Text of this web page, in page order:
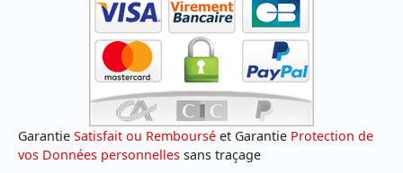
Garantie Satisfait ou Remboursé et Garantie Protection de
vos Données personnelles sans traçage